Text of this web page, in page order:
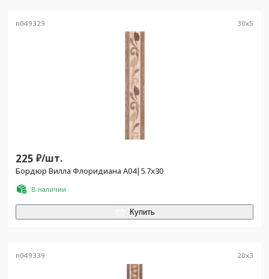
n049329 30x5
225 ₽/шт.
Бордюр Вилла Флоридиана А04|5.7х30
В наличии
Купить
n049339 20x3